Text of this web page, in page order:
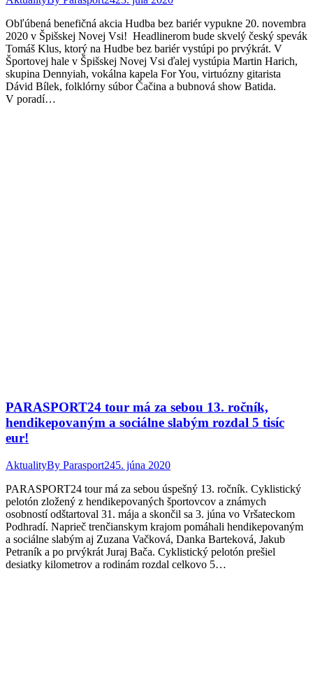
Obľúbená benefičná akcia Hudba bez bariér vypukne 20. novembra
2020 v Špišskej Novej Vsi! Headlinerom bude skvelý český spevák
Tomáš Klus, ktorý na Hudbe bez bariér vystúpi po prvýkrát. V
Športovej hale v Špišskej Novej Vsi ďalej vystúpia Martin Harich,
skupina Dennyiah, vokálna kapela For You, virtuózny gitarista
Dávid Bílek, folklórny súbor Čačina a bubnová show Batida.
V poradí…
PARASPORT24 tour má za sebou 13. ročník,
hendikepovaným a sociálne slabým rozdal 5 tisíc
eur!
AktualityBy Parasport245. júna 2020
PARASPORT24 tour má za sebou úspešný 13. ročník. Cyklistický
pelotón zložený z hendikepovaných športovcov a známych
osobností odštartoval 31. mája a skončil sa 3. júna vo Vršateckom
Podhradí. Naprieč trenčianskym krajom pomáhali hendikepovaným
a sociálne slabým aj Zuzana Vačková, Danka Barteková, Jakub
Petraník a po prvýkrát Juraj Bača. Cyklistický pelotón prešiel
desiatky kilometrov a rodinám rozdal celkovo 5…